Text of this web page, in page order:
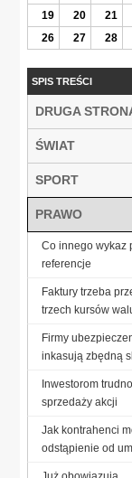
19
20 21
26
27 28
SPIS TREŚCI
DRUGA
ŚWIAT
SPORT
PRAWO
Co innego wykaz
referencje
Faktury trzeba
trzech kursów
Firmy
inkasują zbędną
Inwestorom
sprzedaży akcji
Jak kontrahenci
odstąpienie od